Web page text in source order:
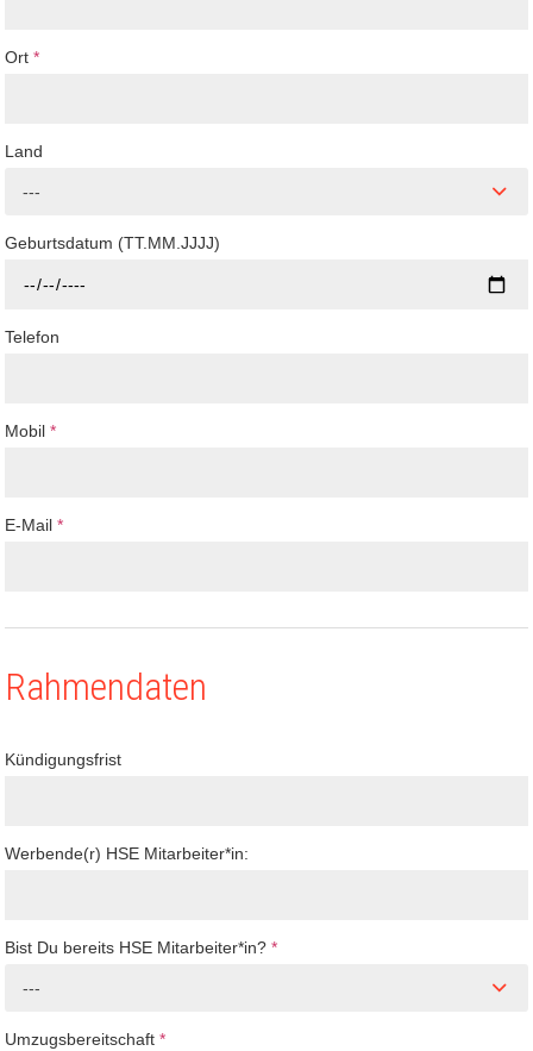
Ort*
Land
---
Geburtsdatum (TT.MM.JJJJ)
Telefon
Mobil*
E-Mail*
Rahmendaten
Kündigungsfrist
Werbende(r) HSE Mitarbeiter*in:
Bist Du bereits HSE Mitarbeiter*in?*
---
Umzugsbereitschaft*